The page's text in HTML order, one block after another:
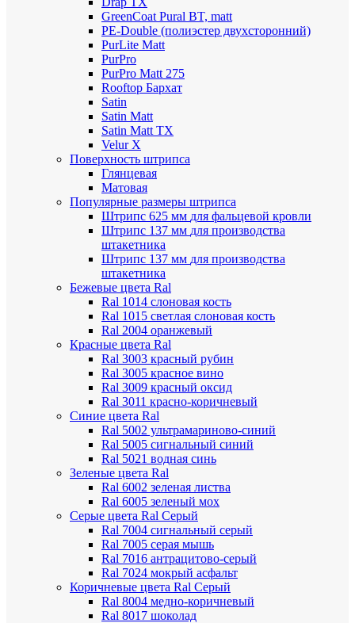
GreenCoat Pural BT, matt
PE-Double (полиэстер двухсторонний)
PurLite Мatt
PurPro
PurPro Matt 275
Rooftop Бархат
Satin
Satin Мatt
Satin Matt TX
Velur X
Поверхность штрипса
Глянцевая
Матовая
Популярные размеры штрипса
Штрипс 625 мм для фальцевой кровли
Штрипс 137 мм для производства
штакетника
Штрипс 137 мм для производства
штакетника
Бежевые цвета Ral
Ral 1014 слоновая кость
Ral 1015 светлая слоновая кость
Ral 2004 оранжевый
Красные цвета Ral
Ral 3003 красный рубин
Ral 3005 красное вино
Ral 3009 красный оксид
Ral 3011 красно-коричневый
Синие цвета Ral
Ral 5002 ультрамариново-синий
Ral 5005 сигнальный синий
Ral 5021 водная синь
Зеленые цвета Ral
Ral 6002 зеленая листва
Ral 6005 зеленый мох
Серые цвета Ral Серый
Ral 7004 сигнальный серый
Ral 7005 серая мышь
Ral 7016 антрацитово-серый
Ral 7024 мокрый асфальт
Коричневые цвета Ral Серый
Ral 8004 медно-коричневый
Ral 8017 шоколад